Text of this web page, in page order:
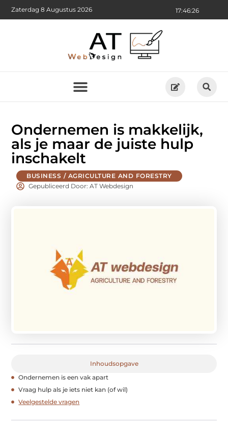
17:46:27
Zaterdag 8 Augustus 2026
Ondernemen is makkelijk,
als je maar de juiste hulp
inschakelt
BUSINESS / AGRICULTURE AND FORESTRY
Gepubliceerd Door: AT Webdesign
Inhoudsopgave
Ondernemen is een vak apart
Vraag hulp als je iets niet kan (of wil)
Veelgestelde vragen